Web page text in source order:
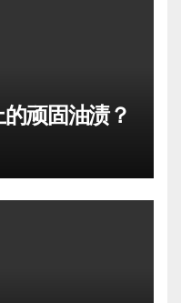
顽固油渍？